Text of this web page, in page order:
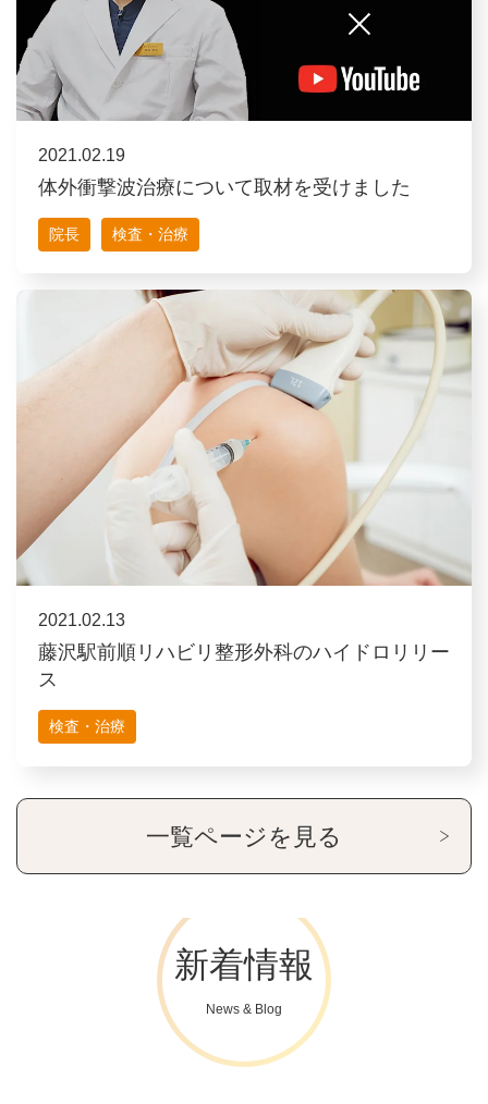
2021.02.19
体外衝撃波治療について取材を受けました
院長 検査・治療
2021.02.13
藤沢駅前順リハビリ整形外科のハイドロリリー
ス
検査・治療
一覧ページを見る
新着情報
News & Blog